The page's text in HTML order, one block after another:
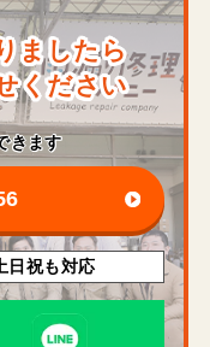
ましたら
ください
きます
祝も対応